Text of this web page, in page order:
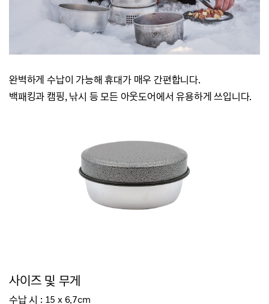
완벽하게 수납이 가능해 휴대가 매우 간편합니다.
백패킹과 캠핑, 낚시 등 모든 아웃도어에서 유용하게 쓰입니다.
사이즈 및 무게
수납 시 : 15 x 6.7cm